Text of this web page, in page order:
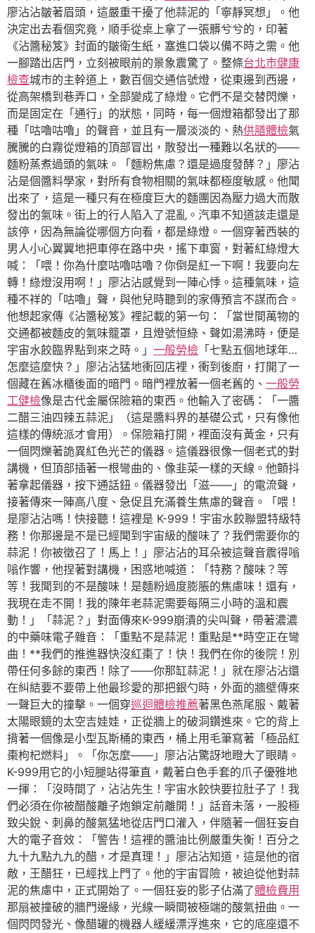
廖沾沾皺著眉頭，這嚴重干擾了他蒜泥的「寧靜冥想」。他
決定出去看個究竟，順手從桌上拿了一張髒兮兮的，印著
《沾醬秘笈》封面的皺衛生紙，塞進口袋以備不時之需。他
一腳踏出店門，立刻被眼前的景象震驚了。整條台北巿健康
檢查城市的主幹道上，數百個交通信號燈，從東邊到西邊，
從高架橋到巷弄口，全部變成了綠燈。它們不是交替閃爍，
而是固定在「通行」的狀態，同時，每一個燈箱都發出了那
種「咕嚕咕嚕」的聲音，並且有一層淡淡的、熱供膳體檢氣
騰騰的白霧從燈箱的頂部冒出，散發出一種難以名狀的——
麵粉蒸煮過頭的氣味。「麵粉焦慮？還是過度發酵？」廖沾
沾是個醬料學家，對所有食物相關的氣味都極度敏感。他聞
出來了，這是一種只有在極度巨大的麵團因為壓力過大而散
發出的氣味。街上的行人陷入了混亂。汽車不知道該走還是
該停，因為無論從哪個方向看，都是綠燈。一個穿著西裝的
男人小心翼翼地把車停在路中央，搖下車窗，對著紅綠燈大
喊：「喂！你為什麼咕嚕咕嚕？你倒是紅一下啊！我要向左
轉！綠燈沒用啊！」廖沾沾感覺到一陣心悸。這種氣味，這
種不祥的「咕嚕」聲，與他兒時聽到的家傳預言不謀而合。
他想起家傳《沾醬秘笈》裡記載的第一句：「當世間萬物的
交通都被麵皮的氣味籠罩，且燈號恒綠、聲如湯沸時，便是
宇宙水餃臨界點到來之時。」 一般勞檢 「七點五個地球年…
怎麼這麼快？」廖沾沾猛地衝回店裡，衝到後廚，打開了一
個藏在舊冰櫃後面的暗門。暗門裡放著一個老舊的、 一般勞
工健檢像是古代金屬保險箱的東西。他輸入了密碼：「一醬
二醋三油四辣五蒜泥」（這是醬料界的基礎公式，只有像他
這樣的傳統派才會用）。保險箱打開，裡面沒有黃金，只有
一個閃爍著詭異紅色光芒的儀器。這儀器很像一個老式的對
講機，但頂部插著一根彎曲的、像韭菜一樣的天線。他顫抖
著拿起儀器，按下通話鈕。儀器發出「滋——」的電流聲，
接著傳來一陣高八度、急促且充滿養生焦慮的聲音。「喂！
是廖沾沾嗎！快接聽！這裡是 K-999！宇宙水餃聯盟特級特
務！你那邊是不是已經聞到宇宙級的酸味了？我們需要你的
蒜泥！你被徵召了！馬上！」廖沾沾的耳朵被這聲音震得嗡
嗡作響，他捏著對講機，困惑地喊道：「特務？酸味？等
等！我聞到的不是酸味！是麵粉過度膨脹的焦慮味！還有，
我現在走不開！我的陳年老蒜泥需要每隔三小時的溫和震
動！」「蒜泥？」對面傳來K-999崩潰的尖叫聲，帶著濃濃
的中藥味電子雜音：「重點不是蒜泥！重點是**時空正在彎
曲！**我們的推進器快沒紅棗了！快！我們在你的後院！別
帶任何多餘的東西！除了——你那缸蒜泥！」就在廖沾沾還
在糾結要不要帶上他最珍愛的那把銀勺時，外面的牆壁傳來
一聲巨大的撞擊。一個穿巡迴體檢推薦著黑色燕尾服、戴著
太陽眼鏡的太空吉娃娃，正從牆上的破洞鑽進來。它的背上
揹著一個像是小型瓦斯桶的東西，桶上用毛筆寫著「極品紅
棗枸杞燃料」。「你怎麼——」廖沾沾驚訝地瞪大了眼睛。
K-999用它的小短腿站得筆直，戴著白色手套的爪子優雅地
一揮：「沒時間了，沾沾先生！宇宙水餃快要拉肚子了！我
們必須在你被醋酸離子炮鎖定前離開！」話音未落，一股極
致尖銳、刺鼻的酸氣猛地從店門口灌入，伴隨著一個狂妄自
大的電子音效：「警告！這裡的醬油比例嚴重失衡！百分之
九十九點九九的醋，才是真理！」廖沾沾知道，這是他的宿
敵，王醋狂，已經找上門了。他的宇宙冒險，被迫從他對蒜
泥的焦慮中，正式開始了。一個狂妄的影子佔滿了體檢費用
那扇被撞破的牆門邊緣，光線一瞬間被極端的酸氣扭曲。一
個閃閃發光、像醋罐的機器人緩緩漂浮進來，它的底座還不